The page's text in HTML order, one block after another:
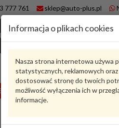
777 761 sklep@auto-plus.pl
Informacja o plikach cookies
Nasza strona internetowa używa
statystycznych, reklamowych
dostosować stronę do twoich
możliwość wyłączenia ich w
informacje.
VIN
Karta
VAG - produkt